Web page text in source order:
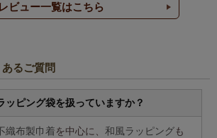
レビュー一覧はこちら
るご質問
ッピング袋を扱っていますか？
織布製巾着を中心に、 和風ラッピングも